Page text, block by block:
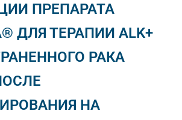
ПРЕПАРАТА
ДЛЯ ТЕРАПИИ ALK+
РАКА
НА